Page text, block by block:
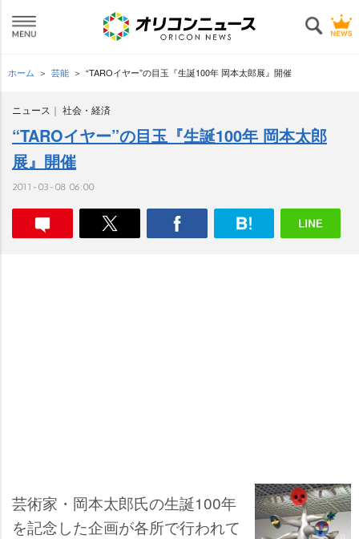
ホーム 芸能 “TAROイヤー”の目玉『生誕100年 岡本太郎展』開催
ニュース 社会・経済
“TAROイヤー”の目玉『生誕100年 岡本太郎
展』開催
2011-03-08 06:00
芸術家・岡本太郎氏の生誕100年
を記念した企画が各所で行われて